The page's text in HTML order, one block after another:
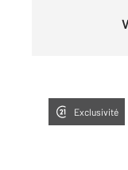
Exclusivité